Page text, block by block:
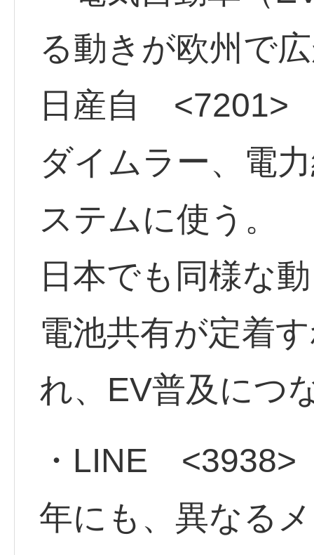
る動きが欧州で
日産自 <7201>
ダイムラー、電
ステムに使う。
日本でも同様な
電池共有が定着
れ、EV普及につ
・LINE <3938>
年にも、異なる